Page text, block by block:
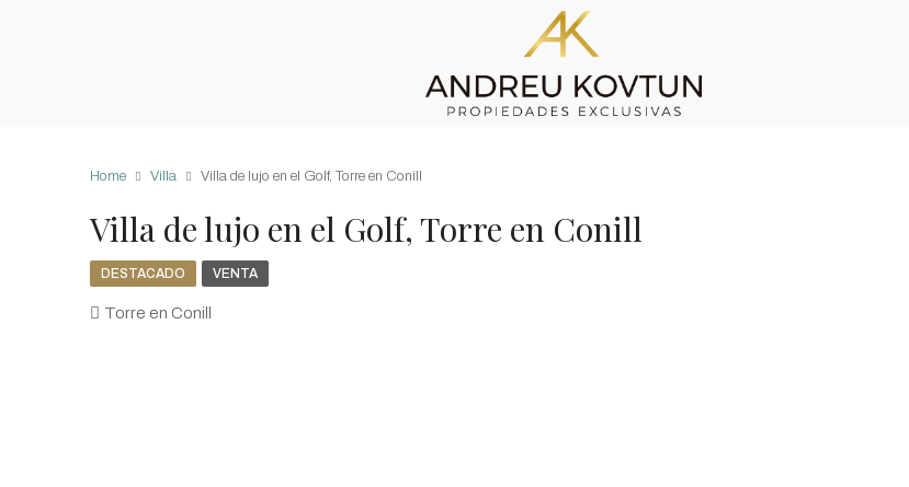
Home Villa Villa de lujo en el Golf, Torre en Conill
Villa de lujo en el Golf, Torre en Conill
DESTACADO VENTA
Torre en Conill